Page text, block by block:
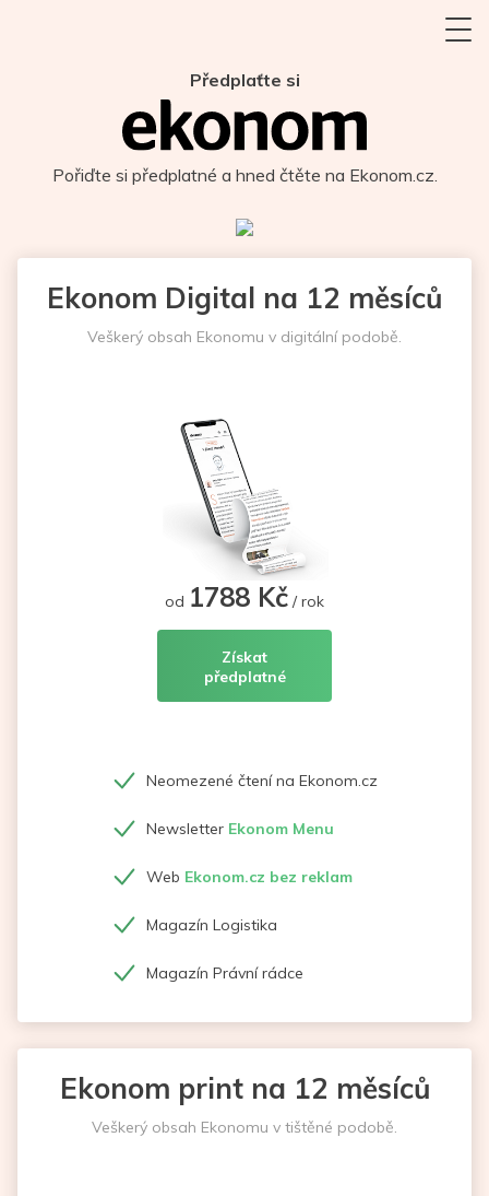
Předplaťte si
Pořiďte si předplatné a hned čtěte na Ekonom.cz.
Ekonom Digital na 12 měsíců
Veškerý obsah Ekonomu v digitální podobě.
od 1788 Kč / rok
Získat
předplatné
Neomezené čtení na Ekonom.cz
Newsletter Ekonom Menu
Web Ekonom.cz bez reklam
Magazín Logistika
Magazín Právní rádce
Ekonom print na 12 měsíců
Veškerý obsah Ekonomu v tištěné podobě.